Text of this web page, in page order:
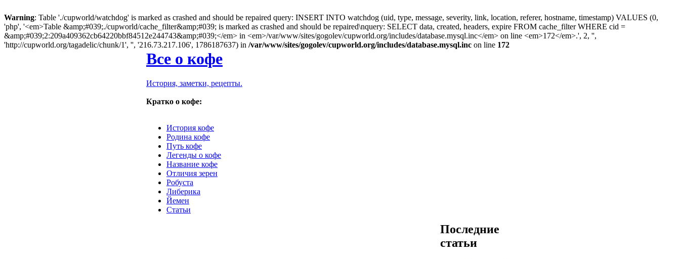
Warning: Table './cupworld/watchdog' is marked as crashed and should be repaired query: INSERT INTO watchdog (uid, type, message, severity, link, location, referer, hostname, timestamp) VALUES (0,
'php', '<em>Table &amp;#039;./cupworld/cache_filter&amp;#039; is marked as crashed and should be repaired\nquery: SELECT data, created, headers, expire FROM cache_filter WHERE cid =
&amp;#039;2:209a409362cb64220bbf84512e244743&amp;#039;</em> in <em>/var/www/sites/gogolev/cupworld.org/includes/database.mysql.inc</em> on line <em>172</em>.', 2, '',
'http://cupworld.org/tagadelic/chunk/1', '', '216.73.217.106', 1786187637) in /var/www/sites/gogolev/cupworld.org/includes/database.mysql.inc on line 172
Все о кофе
История, заметки, рецепты.
Кратко о кофе:
История кофе
Родина кофе
Путь кофе
Легенды о кофе
Название кофе
Отличия зерен
Робуста
Либерика
Йемен
Статьи
Последние
статьи